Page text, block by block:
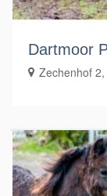
Dartmoor
Zechenhof